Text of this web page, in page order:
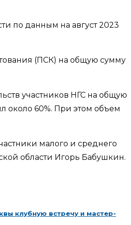
по данным на август 2023
(ПСК) на общую сумму
участников НГС на общую
около 60%. При этом объем
малого и среднего
области Игорь Бабушкин.
клубную встречу и мастер-